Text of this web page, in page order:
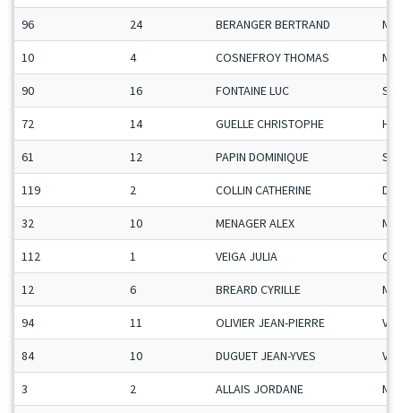
96 24 BERANGER BERTRAND
10 4 COSNEFROY THOMAS
90 16 FONTAINE LUC
72 14 GUELLE CHRISTOPHE H-C
61 12 PAPIN DOMINIQUE
119 2 COLLIN CATHERINE
32 10 MENAGER ALEX
112 1 VEIGA JULIA
12 6 BREARD CYRILLE
94 11 OLIVIER JEAN-PIERRE Vet
84 10 DUGUET JEAN-YVES Vet
3 2 ALLAIS JORDANE